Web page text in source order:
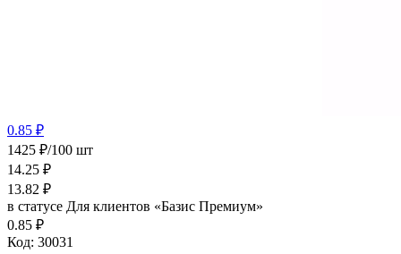
0.85 ₽
1425 ₽/100 шт
14.25 ₽
13.82 ₽
в статусе Для клиентов «Базис Премиум»
0.85 ₽
Код: 30031